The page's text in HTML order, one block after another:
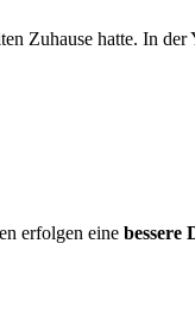
Zuhause hatte. In
erfolgen eine bessere